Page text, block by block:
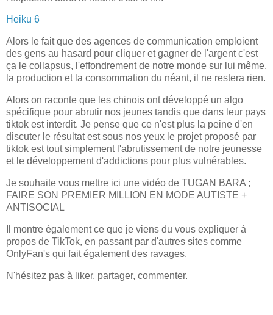
Heiku 6
Alors le fait que des agences de communication emploient
des gens au hasard pour cliquer et gagner de l'argent c'est
ça le collapsus, l'effondrement de notre monde sur lui même,
la production et la consommation du néant, il ne restera rien.
Alors on raconte que les chinois ont développé un algo
spécifique pour abrutir nos jeunes tandis que dans leur pays
tiktok est interdit. Je pense que ce n'est plus la peine d'en
discuter le résultat est sous nos yeux le projet proposé par
tiktok est tout simplement l'abrutissement de notre jeunesse
et le développement d'addictions pour plus vulnérables.
Je souhaite vous mettre ici une vidéo de TUGAN BARA ;
FAIRE SON PREMIER MILLION EN MODE AUTISTE +
ANTISOCIAL
Il montre également ce que je viens du vous expliquer à
propos de TikTok, en passant par d'autres sites comme
OnlyFan's qui fait également des ravages.
N'hésitez pas à liker, partager, commenter.